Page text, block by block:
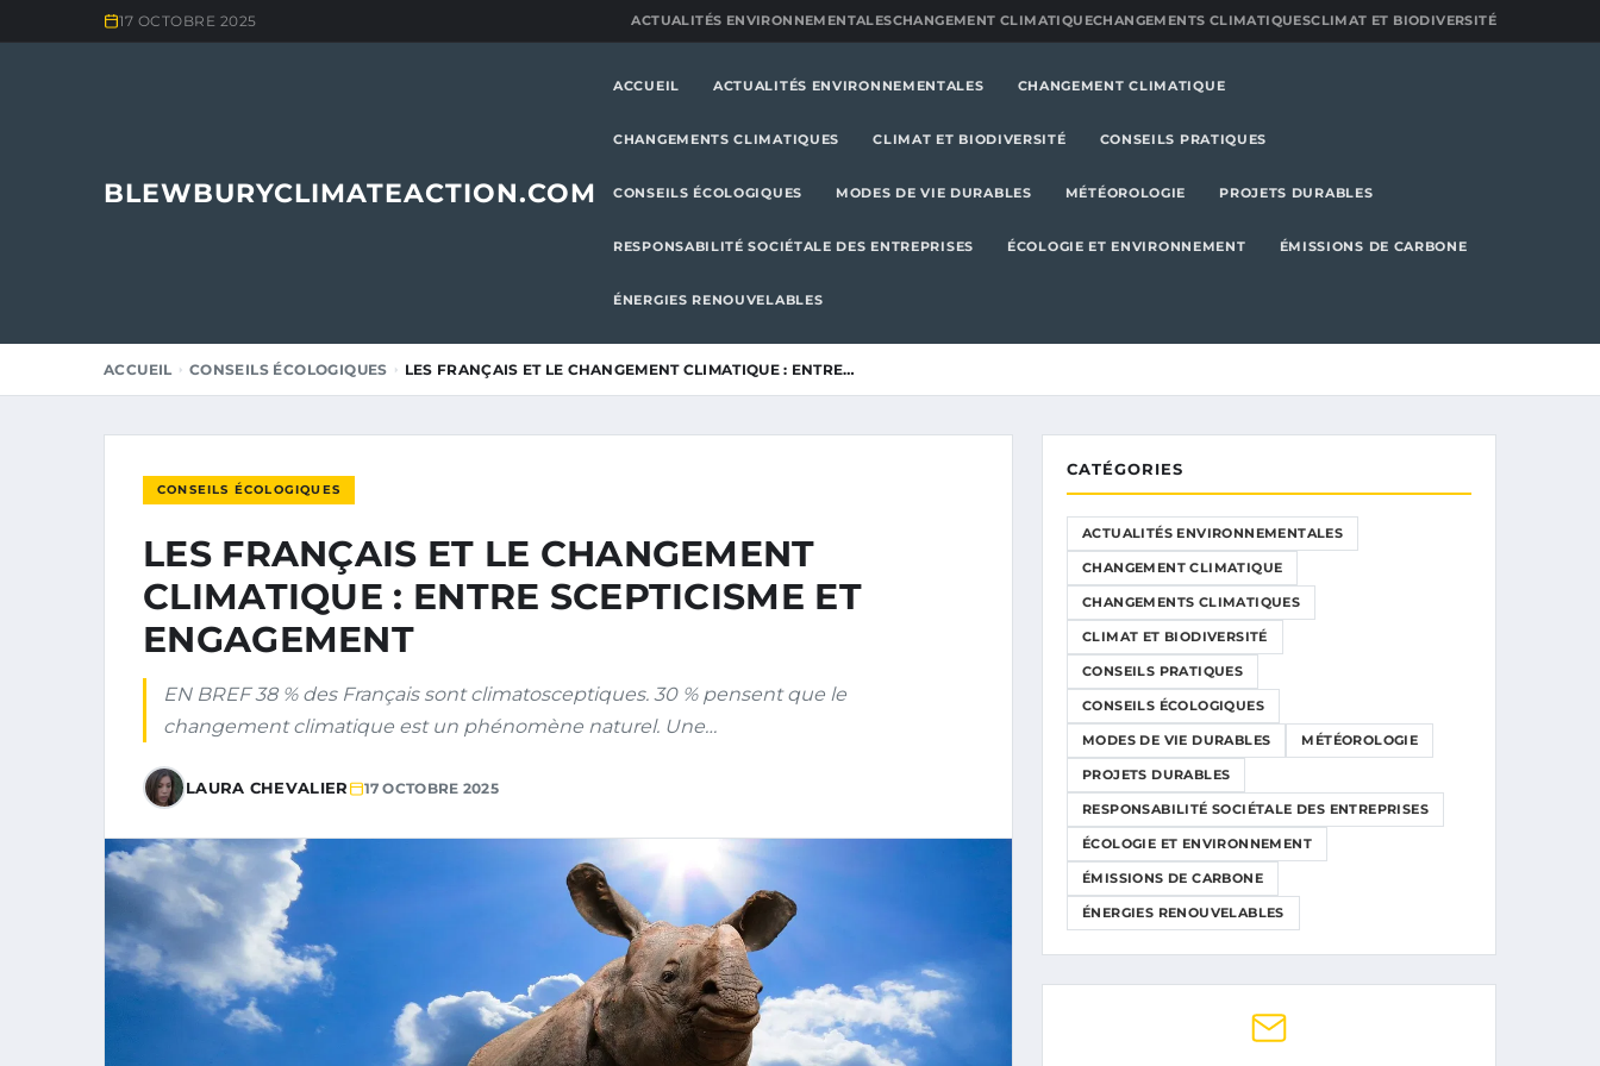
17 OCTOBRE 2025 ACTUALITÉS ENVIRONNEMENTALESCHANGEMENT CLIMATIQUECHANGEMENTS CLIMATIQUESCLIMAT ET BIODIVERSITÉ
BLEWBURYCLIMATEACTION.COM
ACCUEIL ACTUALITÉS ENVIRONNEMENTALES CHANGEMENT CLIMATIQUE
CHANGEMENTS CLIMATIQUES CLIMAT ET BIODIVERSITÉ CONSEILS PRATIQUES
CONSEILS ÉCOLOGIQUES MODES DE VIE DURABLES MÉTÉOROLOGIE PROJETS DURABLES
RESPONSABILITÉ SOCIÉTALE DES ENTREPRISES ÉCOLOGIE ET ENVIRONNEMENT ÉMISSIONS DE CARBONE
ÉNERGIES RENOUVELABLES
ACCUEIL CONSEILS ÉCOLOGIQUES LES FRANÇAIS ET LE CHANGEMENT CLIMATIQUE : ENTRE…
CONSEILS ÉCOLOGIQUES
LES FRANÇAIS ET LE CHANGEMENT
CLIMATIQUE : ENTRE SCEPTICISME ET
ENGAGEMENT
EN BREF 38 % des Français sont climatosceptiques. 30 % pensent que le
changement climatique est un phénomène naturel. Une…
LAURA CHEVALIER 17 OCTOBRE 2025
CATÉGORIES
ACTUALITÉS ENVIRONNEMENTALES
CHANGEMENT CLIMATIQUE
CHANGEMENTS CLIMATIQUES
CLIMAT ET BIODIVERSITÉ
CONSEILS PRATIQUES
CONSEILS ÉCOLOGIQUES
MODES DE VIE DURABLES MÉTÉOROLOGIE
PROJETS DURABLES
RESPONSABILITÉ SOCIÉTALE DES ENTREPRISES
ÉCOLOGIE ET ENVIRONNEMENT
ÉMISSIONS DE CARBONE
ÉNERGIES RENOUVELABLES